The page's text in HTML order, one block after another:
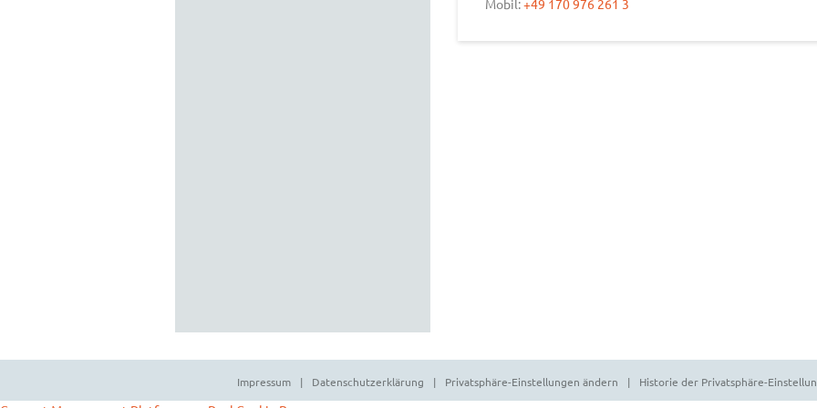
Mobil:+49 170 976 261 3
Impressum Datenschutzerklärung Privatsphäre-Einstellungen ändern Historie der Privatsphäre-